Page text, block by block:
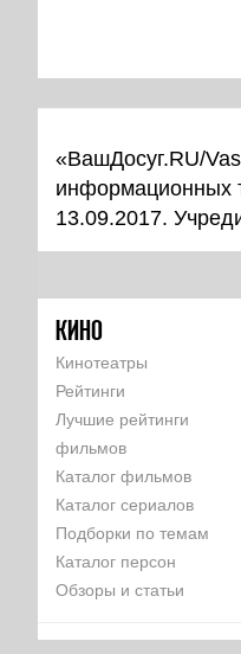
«ВашДосуг.RU/
информационных
13.09.2017.
КИНО
Кинотеатры
Рейтинги
Лучшие рейтинги
фильмов
Каталог фильмов
Каталог сериалов
Подборки по темам
Каталог персон
Обзоры и статьи